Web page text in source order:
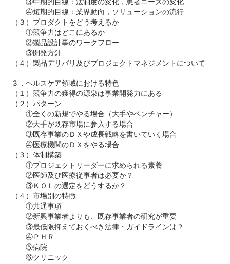
④短期的目線：業界動向，ソリューションの流行
（３）プロダクトをどう考えるか
①競争力はどこにあるか
②製品設計事のワークフロー
③開発方針
（４）製品デリバリ及びプロジェクトマネジメントについて
３．ヘルスケア領域における特色
（１）競争力の獲得の源泉は事業開発力にある
（２）パターン
①全くの新規でやる場合（大手やベンチャー）
②大手が既存市場に参入する場合
③既存事業のＤＸや成長戦略を書いていく場合
④医療機関のＤＸをやる場合
（３）体制構築
①プロジェクトリーダーに求められる素養
②医師及び医療従事者は必要か？
③ＫＯＬの選定をどうするか？
（４）市場別の特徴
①共通事項
②新興事業者よりも、既存事業者の研究が重要
③最低限抑えておくべき法律・ガイドラインは？
④ＰＨＲ
⑤病院
⑥クリニック